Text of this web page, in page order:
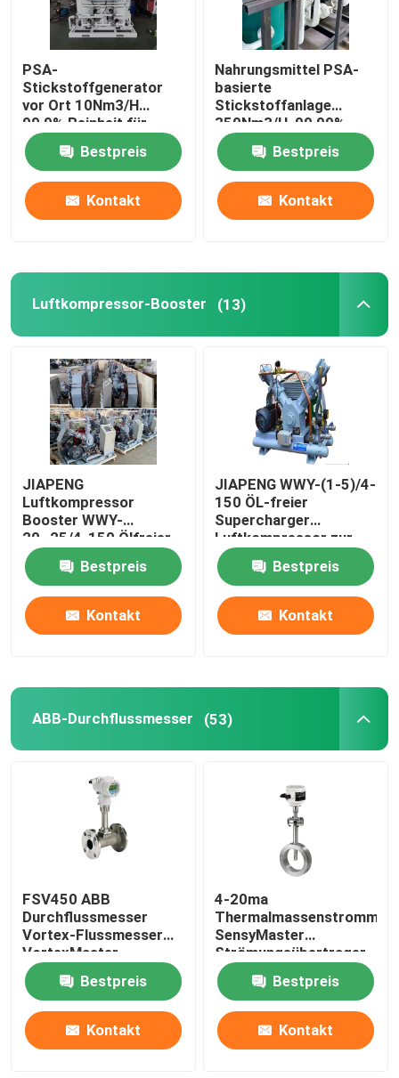
Qualitätskontrolle
Kontakt
Referenzen
PSA-Gasgenerator
Psa-Sauerstoff-Generator
Luftkompressor-Booster
ABB-Durchflussmesser
ABB-Drucktransmitter
ABB-Level-Sender
Durchflussmesserkalibrationssystem
Automation Roboterarm
Digitale Positionierer
PSA-
Stickstoffgenerator
vor Ort 10Nm3/H
99,9% Reinheit für
Lebensmittel,
Metallurgie, Chemie
Bestpreis
Kontakt
Nahrungsmittel PSA-
basierte
Stickstoffanlage
350Nm3/H, 99,99%
Reinheit
Bestpreis
Kontakt
Luftkompressor-Booster (13)
JIAPENG
Luftkompressor
Booster WWY-
20~25/4-150 Ölfreier
Ladegerät zur
Sauerstofffüllung
Bestpreis
Kontakt
JIAPENG WWY-(1-5)/4-
150 ÖL-freier
Supercharger
Luftkompressor zur
Sauerstofffüllung
Bestpreis
Kontakt
ABB-Durchflussmesser (53)
FSV450 ABB
Durchflussmesser
Vortex-Flussmesser
VortexMaster
Bestpreis
Kontakt
4-20ma
SensyMaster
Strömungsübertrager
Vortex FMT200
Bestpreis
Kontakt